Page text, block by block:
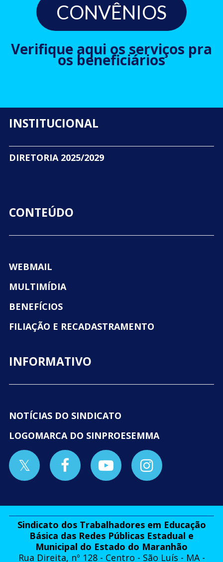
CONVÊNIOS
Verifique aqui os serviços pra
os beneficiários
INSTITUCIONAL
DIRETORIA 2025/2029
CONTEÚDO
WEBMAIL
MULTIMÍDIA
BENEFÍCIOS
FILIAÇÃO E RECADASTRAMENTO
INFORMATIVO
NOTÍCIAS DO SINDICATO
LOGOMARCA DO SINPROESEMMA
Sindicato dos Trabalhadores em Educação
Básica das Redes Públicas Estadual e
Municipal do Estado do Maranhão
Rua Direita, nº 128 - Centro - São Luís - MA -